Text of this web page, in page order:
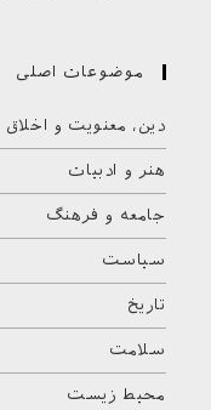
موضوعات اصلی
دین، معنویت و اخلاق
هنر و ادبیات
جامعه و فرهنگ
سیاست
تاریخ
سلامت
محیط زیست